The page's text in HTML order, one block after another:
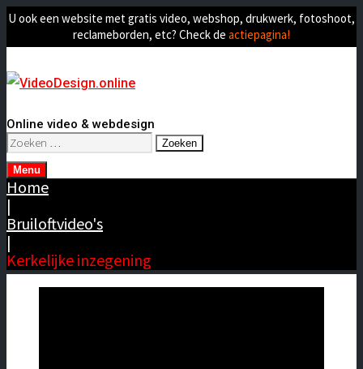
U ook een website met gratis video, webshop, drukwerk, fotoshoot,
reclameborden, etc? Check de actiepagina!
Online video & webdesign
Zoeken
naar:
Menu
Home
|
Bruiloftvideo's
|
Kerkelijke inzegening